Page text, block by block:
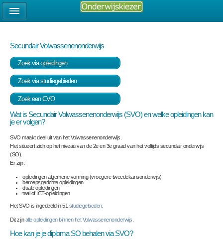
Secundair Volwassenenonderwijs
Zoek via opleidingen
Zoek via studiegebieden
Zoek een CVO
Wat is Secundair Volwassenenonderwijs (SVO) en welke opleidingen kan
je er volgen?
SVO maakt deel uit van het Volwassenenonderwijs.
Het situeert zich op het niveau van de 2een 3egraad van het voltijds secundair onderwijs
(SO).
Er zijn:
opleidingen algemene vorming (vroegere tweedekansonderwijs)
beroepsgerichte opleidingen
duale opleidingen
taal of ICT-opleidingen
Het SVO is ingedeeld in 51 studiegebieden.
Dit zijnalle opleidingen binnen het Volwassenenonderwijs
Hoe kan je je diploma SO behalen via SVO?